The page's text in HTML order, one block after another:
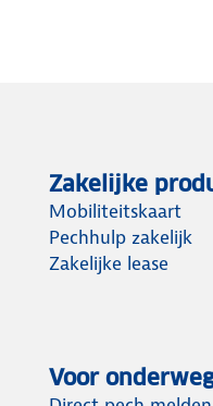
Zakelijke
Mobiliteitskaart
Pechhulp zakelijk
Zakelijke lease
Voor